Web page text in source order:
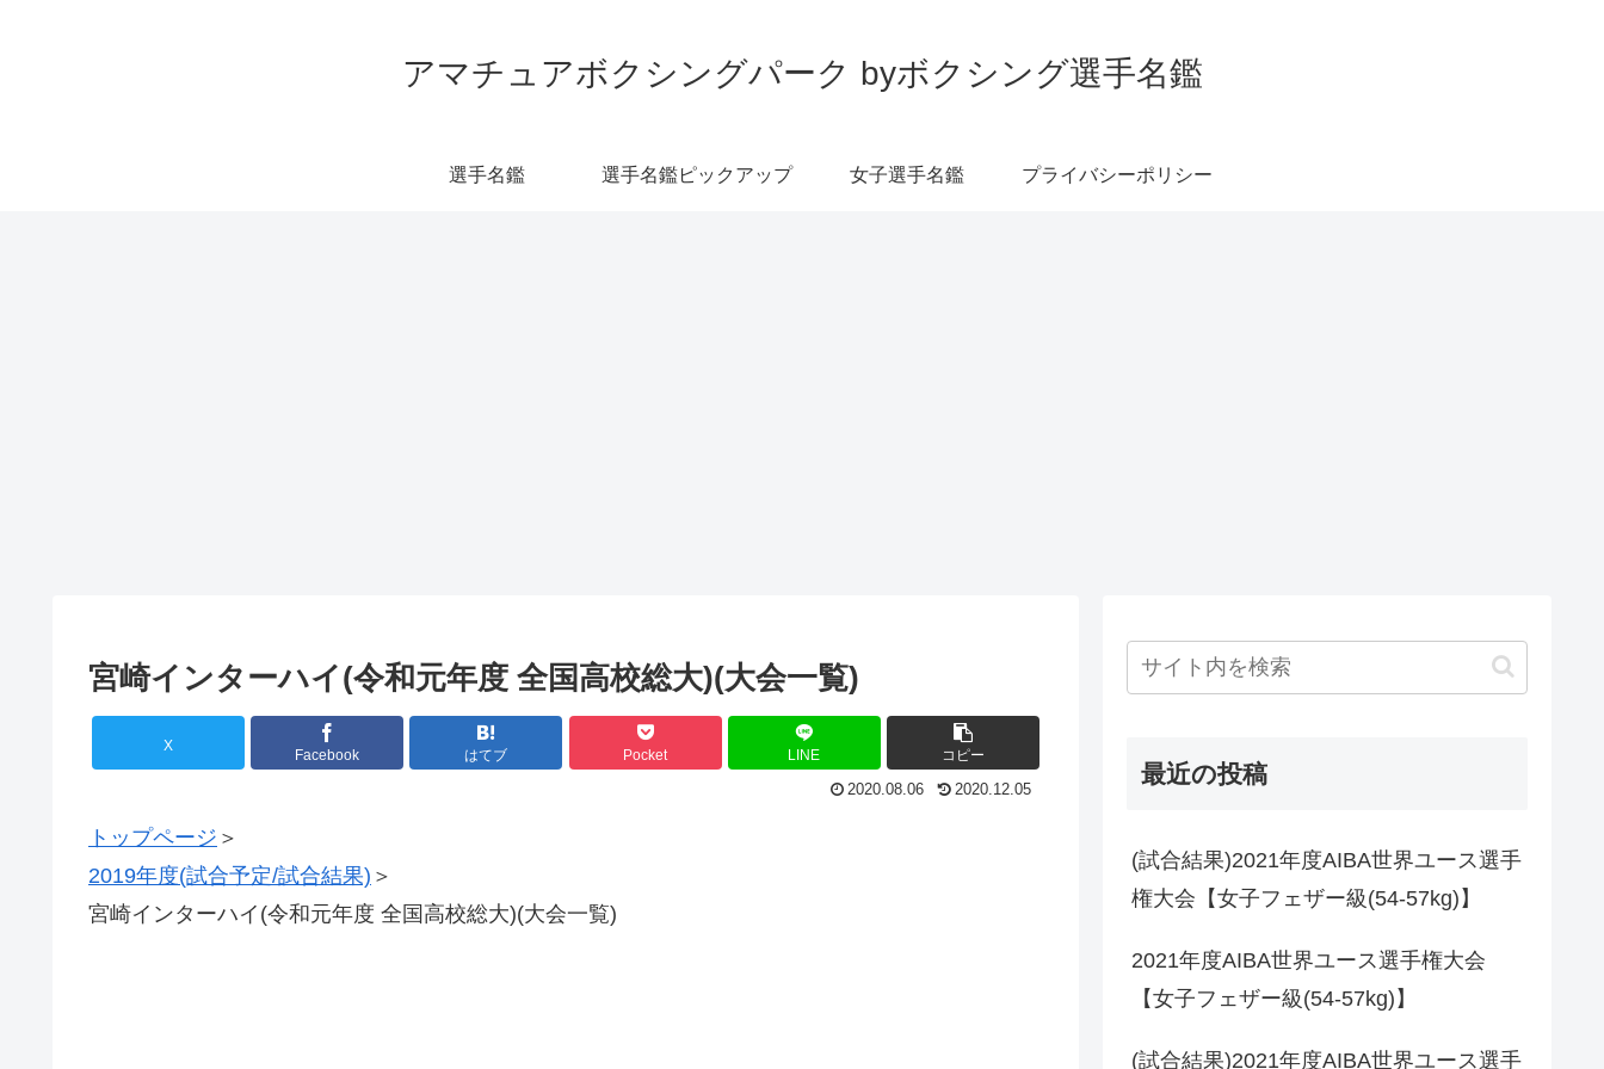
アマチュアボクシングパーク byボクシング選手名鑑
選手名鑑 選手名鑑ピックアップ 女子選手名鑑 プライバシーポリシー
宮崎インターハイ(令和元年度 全国高校総大)(大会一覧)
X
Facebook はてブ Pocket LINE コピー
2020.08.06 2020.12.05
トップページ ＞
2019年度(試合予定/試合結果) ＞
宮崎インターハイ(令和元年度 全国高校総大)(大会一覧)
最近の投稿
(試合結果)2021年度AIBA世界ユース選手
権大会【女子フェザー級(54-57kg)】
2021年度AIBA世界ユース選手権大会
【女子フェザー級(54-57kg)】
(試合結果)2021年度AIBA世界ユース選手